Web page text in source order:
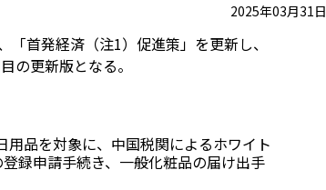
2025年03月31日
首発経済（注1）促進策」を更新し、
の更新版となる。
品を対象に、中国税関によるホワイト
録申請手続き、一般化粧品の届け出手